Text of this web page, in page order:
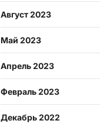
Август 2023
Май 2023
Апрель 2023
Февраль 2023
Декабрь 2022